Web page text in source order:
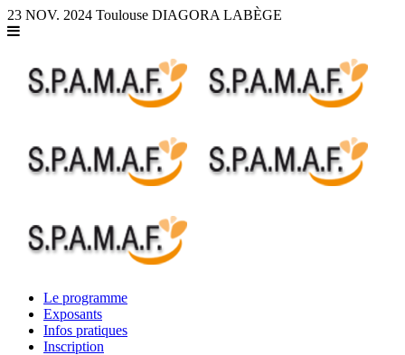
23 NOV. 2024 Toulouse DIAGORA LABÈGE
Le programme
Exposants
Infos pratiques
Inscription
Panneau de gestion des cookies